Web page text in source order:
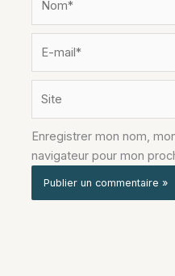
Enregistrer mon nom,
navigateur pour mon